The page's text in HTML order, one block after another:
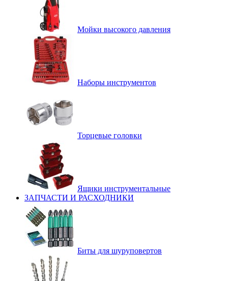
Мойки высокого давления
Наборы инструментов
Торцевые головки
Ящики инструментальные
ЗАПЧАСТИ И РАСХОДНИКИ
Биты для шуруповертов